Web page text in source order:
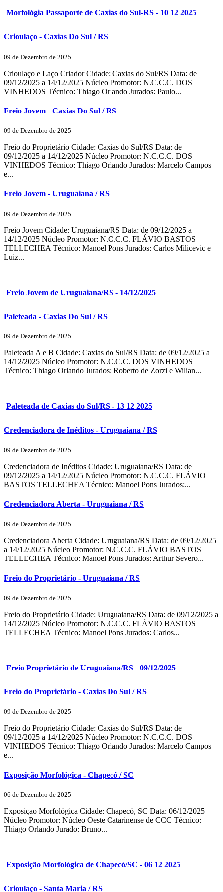
Morfológia Passaporte de Caxias do Sul-RS - 10 12 2025
Crioulaço - Caxias Do Sul / RS
09 de Dezembro de 2025
Crioulaço e Laço Criador Cidade: Caxias do Sul/RS Data: de
09/12/2025 a 14/12/2025 Núcleo Promotor: N.C.C.C. DOS
VINHEDOS Técnico: Thiago Orlando Jurados: Paulo...
Freio Jovem - Caxias Do Sul / RS
09 de Dezembro de 2025
Freio do Proprietário Cidade: Caxias do Sul/RS Data: de
09/12/2025 a 14/12/2025 Núcleo Promotor: N.C.C.C. DOS
VINHEDOS Técnico: Thiago Orlando Jurados: Marcelo Campos
e...
Freio Jovem - Uruguaiana / RS
09 de Dezembro de 2025
Freio Jovem Cidade: Uruguaiana/RS Data: de 09/12/2025 a
14/12/2025 Núcleo Promotor: N.C.C.C. FLÁVIO BASTOS
TELLECHEA Técnico: Manoel Pons Jurados: Carlos Milicevic e
Luiz...
Freio Jovem de Uruguaiana/RS - 14/12/2025
Paleteada - Caxias Do Sul / RS
09 de Dezembro de 2025
Paleteada A e B Cidade: Caxias do Sul/RS Data: de 09/12/2025 a
14/12/2025 Núcleo Promotor: N.C.C.C. DOS VINHEDOS
Técnico: Thiago Orlando Jurados: Roberto de Zorzi e Wilian...
Paleteada de Caxias do Sul/RS - 13 12 2025
Credenciadora de Inéditos - Uruguaiana / RS
09 de Dezembro de 2025
Credenciadora de Inéditos Cidade: Uruguaiana/RS Data: de
09/12/2025 a 14/12/2025 Núcleo Promotor: N.C.C.C. FLÁVIO
BASTOS TELLECHEA Técnico: Manoel Pons Jurados:...
Credenciadora Aberta - Uruguaiana / RS
09 de Dezembro de 2025
Credenciadora Aberta Cidade: Uruguaiana/RS Data: de 09/12/2025
a 14/12/2025 Núcleo Promotor: N.C.C.C. FLÁVIO BASTOS
TELLECHEA Técnico: Manoel Pons Jurados: Arthur Severo...
Freio do Proprietário - Uruguaiana / RS
09 de Dezembro de 2025
Freio do Proprietário Cidade: Uruguaiana/RS Data: de 09/12/2025 a
14/12/2025 Núcleo Promotor: N.C.C.C. FLÁVIO BASTOS
TELLECHEA Técnico: Manoel Pons Jurados: Carlos...
Freio Proprietário de Uruguaiana/RS - 09/12/2025
Freio do Proprietário - Caxias Do Sul / RS
09 de Dezembro de 2025
Freio do Proprietário Cidade: Caxias do Sul/RS Data: de
09/12/2025 a 14/12/2025 Núcleo Promotor: N.C.C.C. DOS
VINHEDOS Técnico: Thiago Orlando Jurados: Marcelo Campos
e...
Exposição Morfológica - Chapecó / SC
06 de Dezembro de 2025
Exposiçao Morfológica Cidade: Chapecó, SC Data: 06/12/2025
Núcleo Promotor: Núcleo Oeste Catarinense de CCC Técnico:
Thiago Orlando Jurado: Bruno...
Exposição Morfológica de Chapecó/SC - 06 12 2025
Crioulaço - Santa Maria / RS